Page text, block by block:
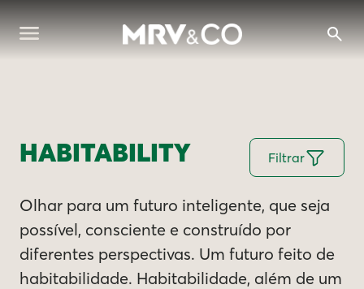
HABITABILITY Filtrar
Olhar para um futuro inteligente, que seja
possível, consciente e construído por
diferentes perspectivas. Um futuro feito de
habitabilidade. Habitabilidade, além de um